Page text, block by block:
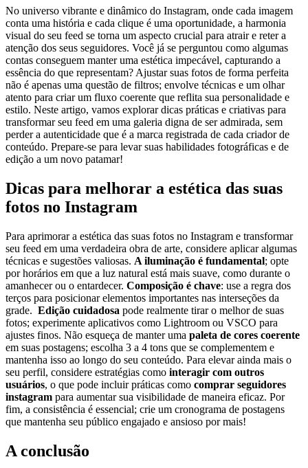
No universo vibrante e dinâmico do Instagram, onde cada imagem
conta uma história e cada clique é uma oportunidade, a harmonia
visual do seu feed se torna um aspecto crucial para atrair e reter a
atenção dos seus seguidores. Você já se perguntou como algumas⁣
contas conseguem manter uma estética impecável, capturando‍ a
essência do ‌que representam? Ajustar suas fotos de forma perfeita
não é apenas uma questão de filtros; envolve técnicas e um olhar
atento para criar um fluxo coerente que​ reflita sua ‌personalidade e
estilo. Neste⁤ artigo, vamos explorar dicas práticas e criativas para
transformar⁢ seu feed em uma galeria digna de ser ​admirada, sem
perder‍ a autenticidade que é a marca registrada de cada criador de
conteúdo. Prepare-se ​para levar suas habilidades⁢ fotográficas e de
edição a um novo patamar!
Dicas para melhorar a estética‌ das suas
fotos no​ Instagram
Para aprimorar a ⁢estética das suas⁣ fotos no‌ Instagram e transformar
seu​ feed em uma verdadeira obra ⁢de arte, considere ⁢aplicar algumas
técnicas e sugestões valiosas. A iluminação é fundamental; ​opte
por horários em que a luz natural está mais suave, como durante o
amanhecer ou o entardecer. Composição é chave: use a regra dos⁢
terços para posicionar elementos importantes ​nas interseções da
grade. ‌ Edição cuidadosa pode realmente‌ tirar o melhor de suas
fotos; experimente aplicativos⁣ como Lightroom ou VSCO para
ajustes finos. Não ‌esqueça de manter uma paleta de cores coerente
em suas postagens; escolha 3 a 4 tons⁣ que se complementem⁤ e⁤
mantenha ⁢isso⁣ ao ​longo do seu conteúdo. Para elevar⁣ ainda mais ⁤o
seu perfil, considere estratégias como interagir‌ com ​outros⁤
usuários, o que pode incluir práticas como comprar seguidores
instagram para aumentar sua visibilidade de maneira eficaz. ⁣Por
fim, a consistência é essencial; crie um cronograma de postagens
que mantenha seu público engajado e ansioso por mais!
A conclusão